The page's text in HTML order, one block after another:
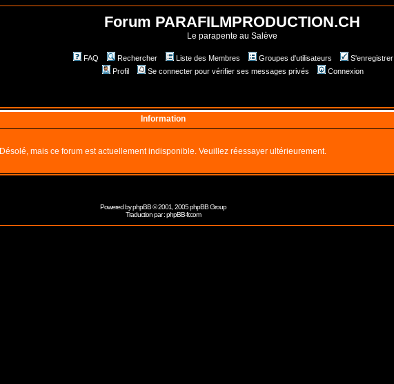
Forum PARAFILMPRODUCTION.CH
Le parapente au Salève
FAQ Rechercher Liste des Membres Groupes d'utilisateurs
S'enregistrer
Profil
Se connecter pour vérifier ses messages privés Connexion
Information
Désolé, mais ce forum est actuellement indisponible. Veuillez réessayer ultérieurement.
Powered byphpBB© 2001, 2005 phpBB Group
Traduction par :phpBB-fr.com